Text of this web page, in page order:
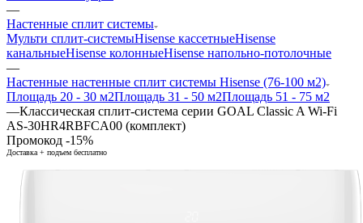
—
Настенные сплит системы
Мульти сплит-системыHisense кассетныеHisense
канальныеHisense колонныеHisense напольно-потолочные
—
Настенные настенные сплит системы Hisense (76-100 м2)
Площадь 20 - 30 м2Площадь 31 - 50 м2Площадь 51 - 75 м2
—Классическая сплит-система серии GOAL Classic A Wi-Fi
AS-30HR4RBFCA00 (комплект)
Промокод -15%
Доставка + подъем бесплатно